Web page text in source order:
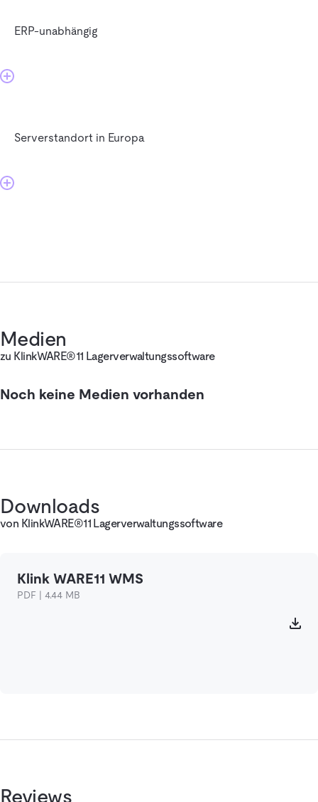
ERP-unabhängig
Serverstandort in Europa
Medien
zu KlinkWARE®11 Lagerverwaltungssoftware
Noch keine Medien vorhanden
Downloads
von KlinkWARE®11 Lagerverwaltungssoftware
Klink WARE11 WMS
PDF | 4.44 MB
Reviews